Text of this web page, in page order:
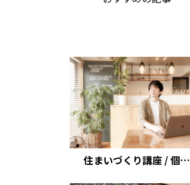
住まいづくり講座 / 個…